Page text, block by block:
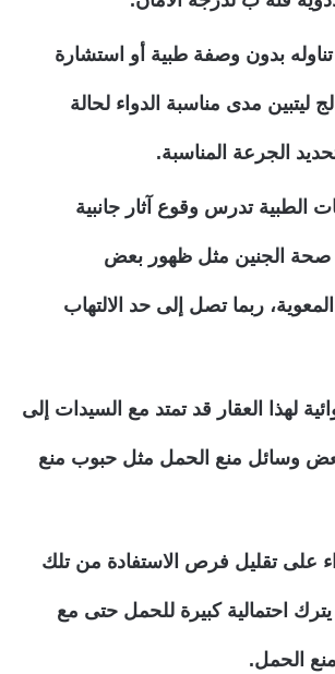
بدون وصفة طبية أو استشارة
ليتبين مدى مناسبة الدواء لحالة
الجرعة المناسبة.
الطبية تدرس وقوع آثار جانبية
صحة الجنين مثل ظهور بعض
ربما تصل إلى حد الالتهاب
لهذا العقار قد تمتد مع السيدات إلى
بعض وسائل منع الحمل مثل حبوب منع
على تقليل فرص الاستفادة من تلك
يترك احتمالية كبيرة للحمل حتى مع
الحمل.